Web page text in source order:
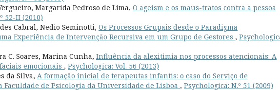
Margarida Pedroso de Lima, O ageism e os maus-tratos contra a pessoa
52-II (2010)
Cabral, Nedio Seminotti, Os Processos Grupais desde o Paradigma
Experiência de Intervenção Recursiva em um Grupo de Gestores ,
C. Soares, Marina Cunha, Influência da alexitimia nos processos atencionais: A
emocionais , Psychologica: Vol. 56 (2013)
da Silva, A formação inicial de terapeutas infantis: o caso do Serviço de
de Psicologia da Universidade de Lisboa , Psychologica: N.º 51 (2009)